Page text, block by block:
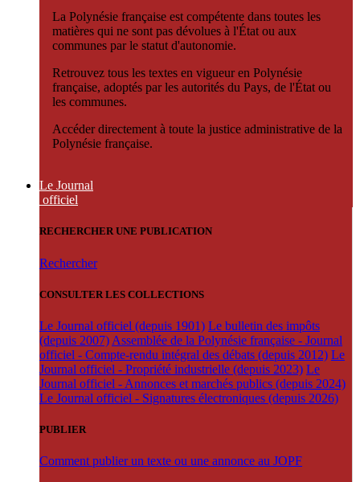
La Polynésie française est compétente dans toutes les
matières qui ne sont pas dévolues à l'État ou aux
communes par le statut d'autonomie.
Retrouvez tous les textes en vigueur en Polynésie
française, adoptés par les autorités du Pays, de l'État ou
les communes.
Accéder directement à toute la justice administrative de la
Polynésie française.
Le Journal
officiel
RECHERCHER UNE PUBLICATION
Rechercher
CONSULTER LES COLLECTIONS
Le Journal officiel (depuis 1901) Le bulletin des impôts
(depuis 2007) Assemblée de la Polynésie française - Journal
officiel - Compte-rendu intégral des débats (depuis 2012) Le
Journal officiel - Propriété industrielle (depuis 2023) Le
Journal officiel - Annonces et marchés publics (depuis 2024)
Le Journal officiel - Signatures électroniques (depuis 2026)
PUBLIER
Comment publier un texte ou une annonce au JOPF